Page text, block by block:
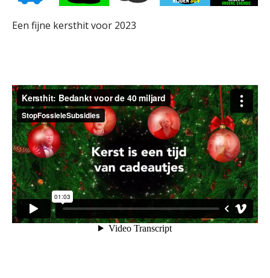
Een fijne kersthit voor 2023